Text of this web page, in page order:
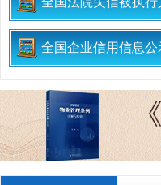
全国企业信用信息公